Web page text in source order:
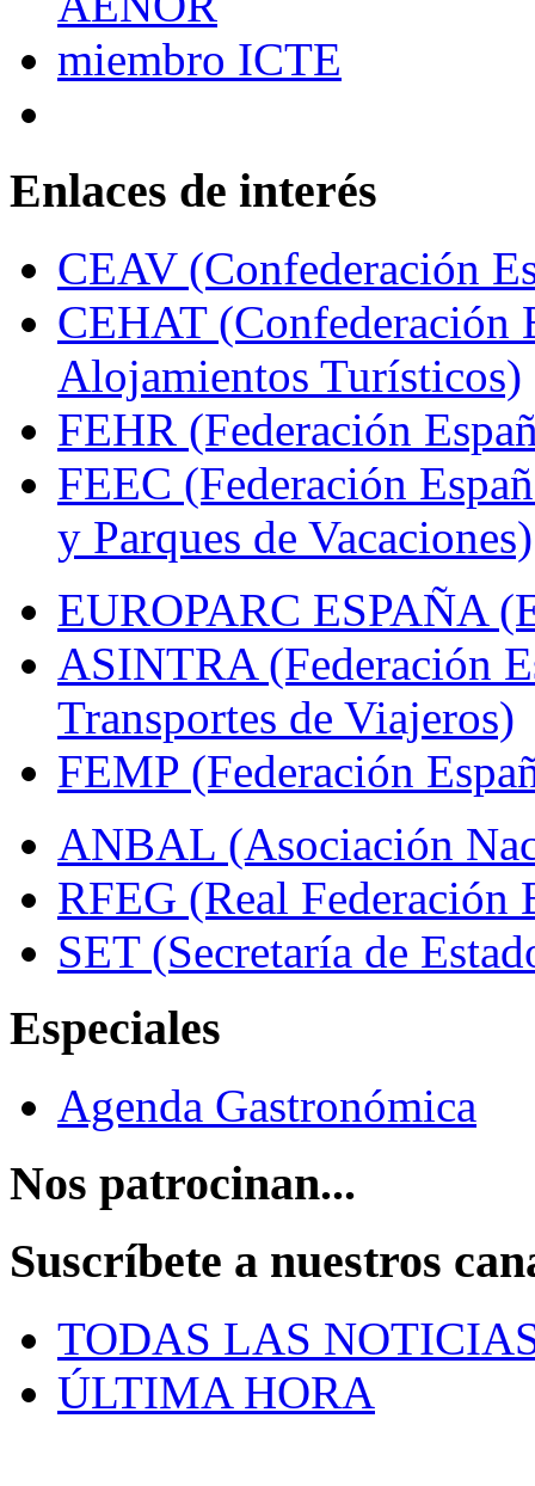
Enlaces de interés
CEAV (Confederación
CEHAT (Confederación
Alojamientos Turísticos)
FEHR (Federación
FEEC (Federación
y Parques de Vacaciones)
EUROPARC ESPAÑA
ASINTRA (Federación
Transportes de Viajeros)
FEMP (Federación
ANBAL (Asociación
RFEG (Real Federación
SET (Secretaría de
Especiales
Agenda Gastronómica
Nos patrocinan...
Suscríbete a nuestros
TODAS LAS
ÚLTIMA HORA